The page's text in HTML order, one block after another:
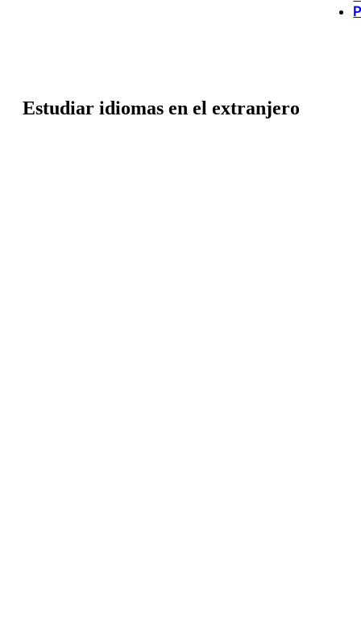
Estudiar idiomas en el extranjero